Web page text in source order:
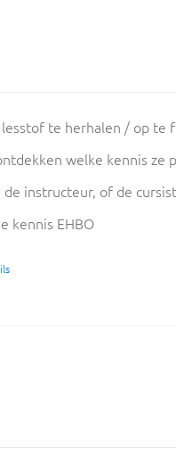
te herhalen / op
welke kennis
instructeur, of de
kennis EHBO